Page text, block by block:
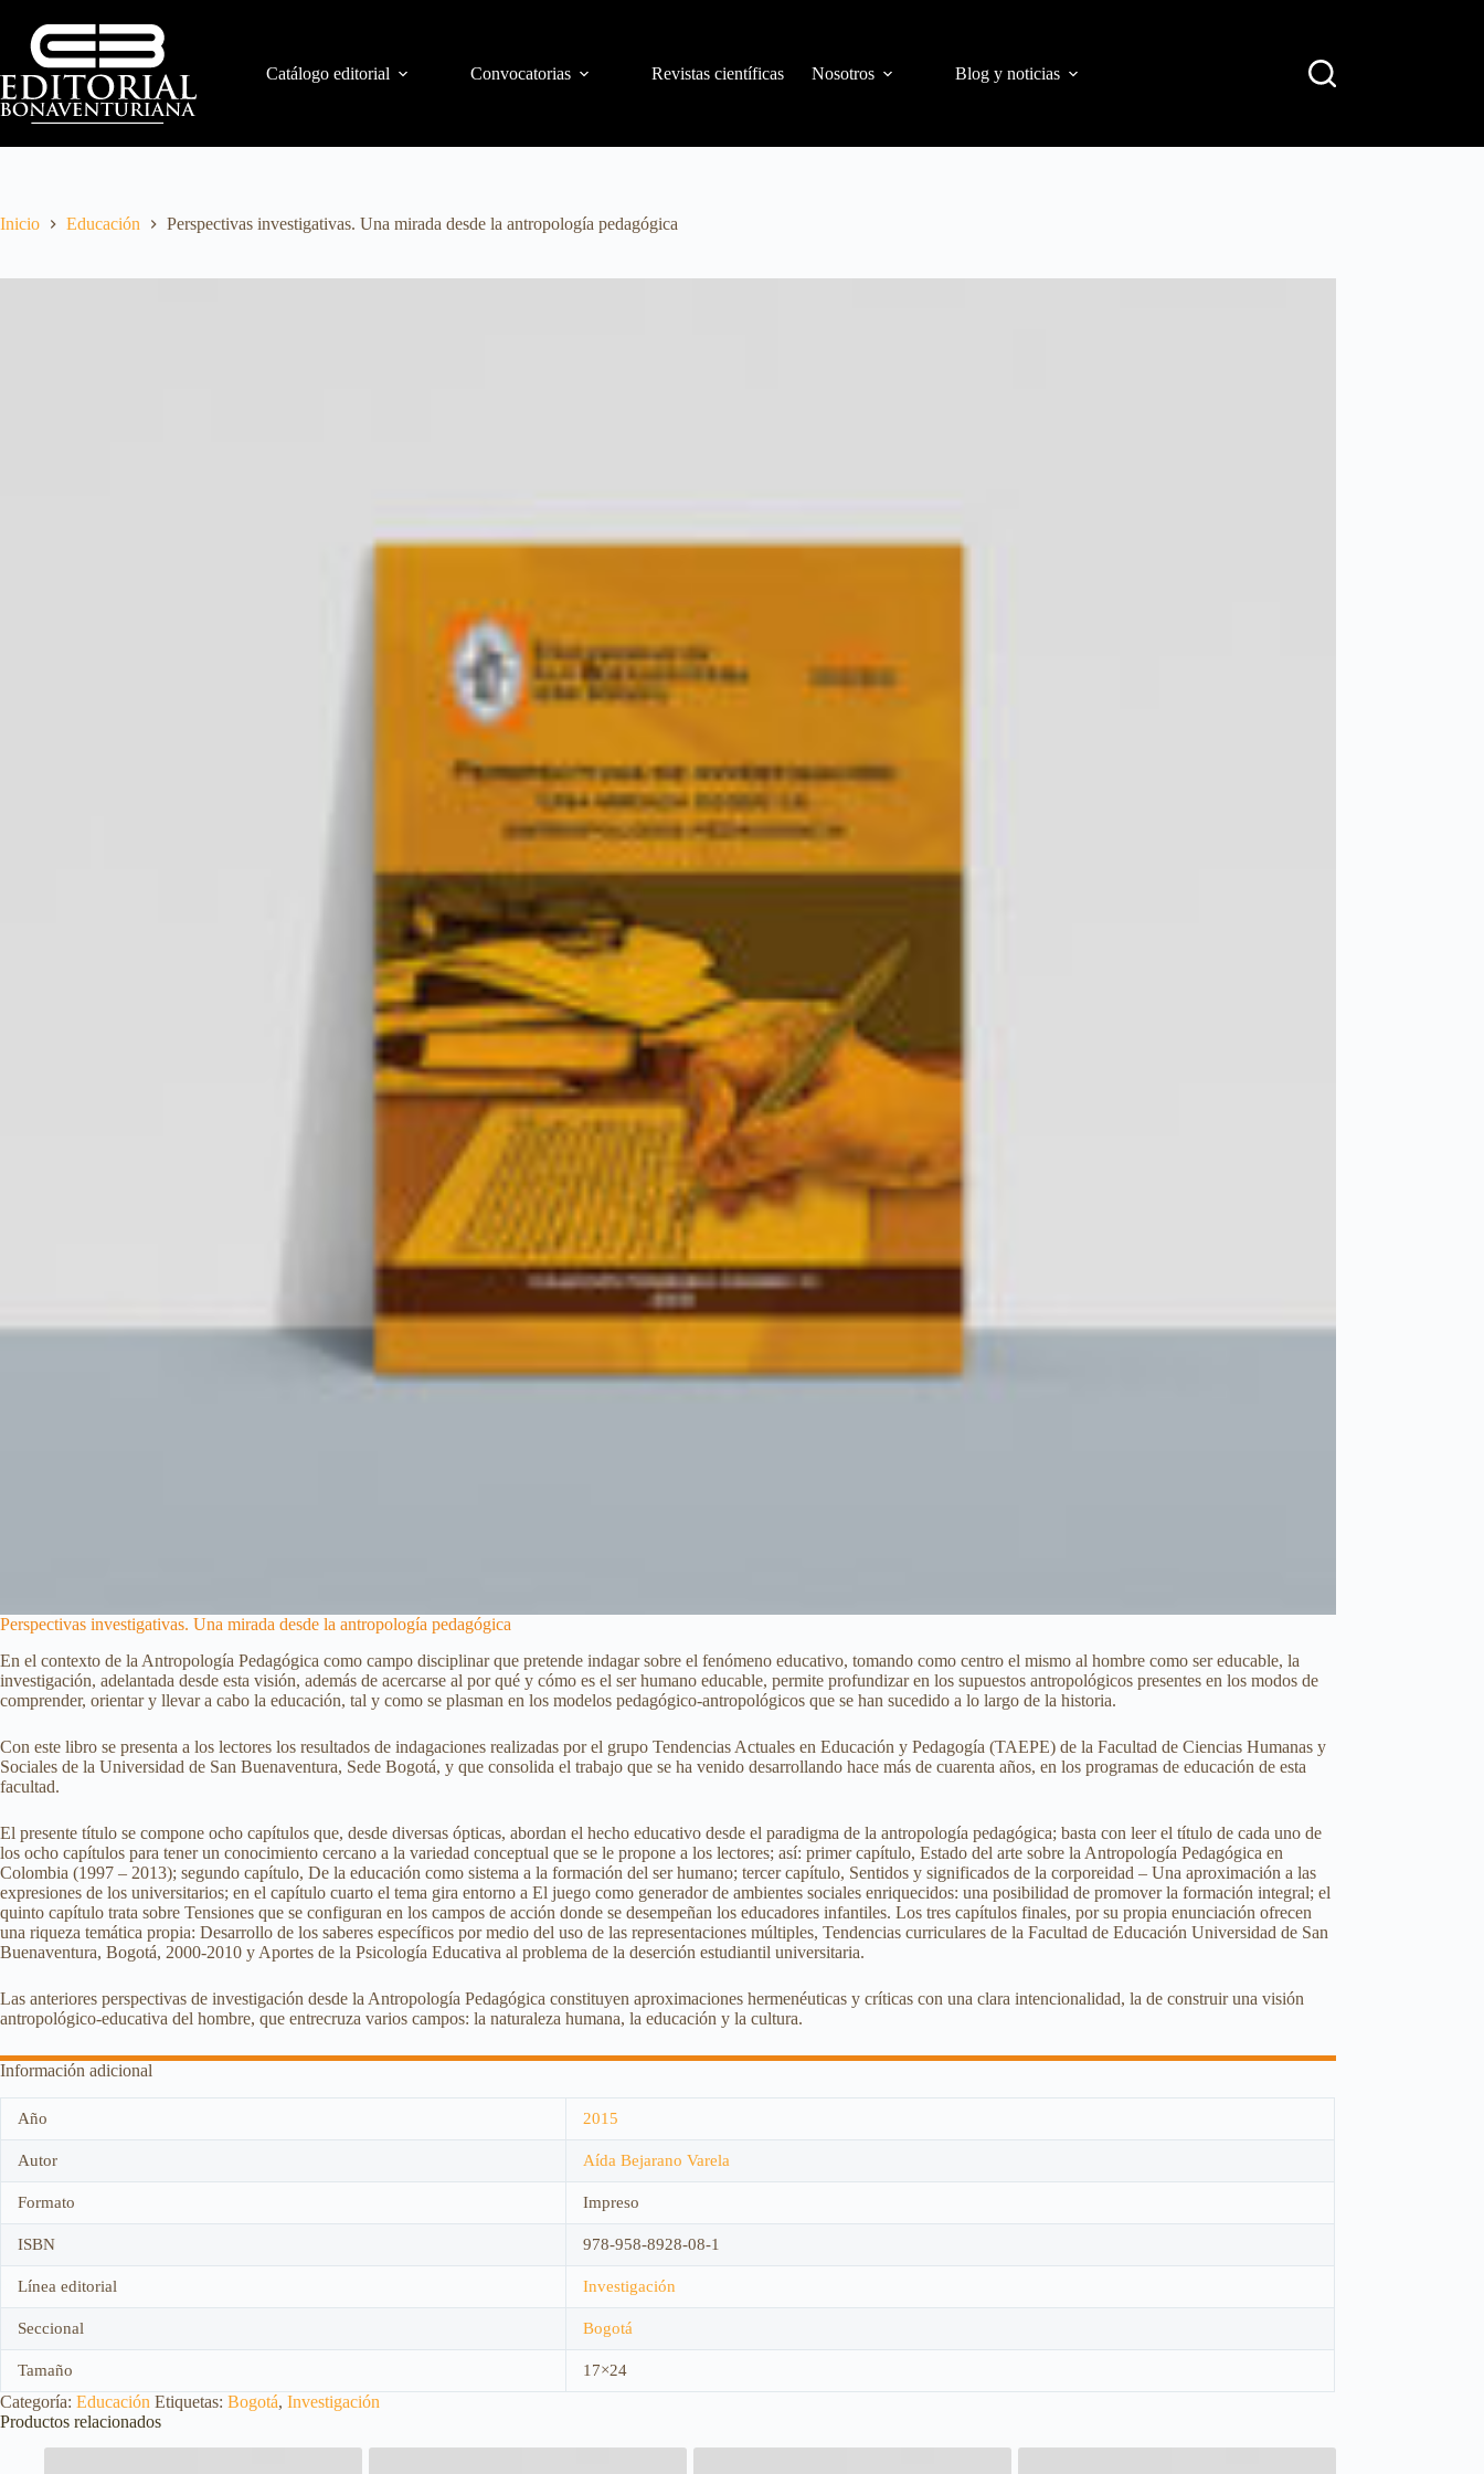
Catálogo editorial Convocatorias Revistas científicas Nosotros Blog y noticias
Inicio Educación Perspectivas investigativas. Una mirada desde la antropología pedagógica
Perspectivas investigativas. Una mirada desde la antropología pedagógica
En el contexto de la Antropología Pedagógica como campo disciplinar que pretende indagar sobre el fenómeno educativo, tomando como centro el mismo al hombre como ser educable, la
investigación, adelantada desde esta visión, además de acercarse al por qué y cómo es el ser humano educable, permite profundizar en los supuestos antropológicos presentes en los modos de
comprender, orientar y llevar a cabo la educación, tal y como se plasman en los modelos pedagógico-antropológicos que se han sucedido a lo largo de la historia.
Con este libro se presenta a los lectores los resultados de indagaciones realizadas por el grupo Tendencias Actuales en Educación y Pedagogía (TAEPE) de la Facultad de Ciencias Humanas y
Sociales de la Universidad de San Buenaventura, Sede Bogotá, y que consolida el trabajo que se ha venido desarrollando hace más de cuarenta años, en los programas de educación de esta
facultad.
El presente título se compone ocho capítulos que, desde diversas ópticas, abordan el hecho educativo desde el paradigma de la antropología pedagógica; basta con leer el título de cada uno de
los ocho capítulos para tener un conocimiento cercano a la variedad conceptual que se le propone a los lectores; así: primer capítulo, Estado del arte sobre la Antropología Pedagógica en
Colombia (1997 – 2013); segundo capítulo, De la educación como sistema a la formación del ser humano; tercer capítulo, Sentidos y significados de la corporeidad – Una aproximación a las
expresiones de los universitarios; en el capítulo cuarto el tema gira entorno a El juego como generador de ambientes sociales enriquecidos: una posibilidad de promover la formación integral; el
quinto capítulo trata sobre Tensiones que se configuran en los campos de acción donde se desempeñan los educadores infantiles. Los tres capítulos finales, por su propia enunciación ofrecen
una riqueza temática propia: Desarrollo de los saberes específicos por medio del uso de las representaciones múltiples, Tendencias curriculares de la Facultad de Educación Universidad de San
Buenaventura, Bogotá, 2000-2010 y Aportes de la Psicología Educativa al problema de la deserción estudiantil universitaria.
Las anteriores perspectivas de investigación desde la Antropología Pedagógica constituyen aproximaciones hermenéuticas y críticas con una clara intencionalidad, la de construir una visión
antropológico-educativa del hombre, que entrecruza varios campos: la naturaleza humana, la educación y la cultura.
Información adicional
Año 2015
Autor Aída Bejarano Varela
Formato Impreso
ISBN 978-958-8928-08-1
Línea editorial Investigación
Seccional Bogotá
Tamaño 17×24
Categoría: Educación Etiquetas: Bogotá, Investigación
Productos relacionados